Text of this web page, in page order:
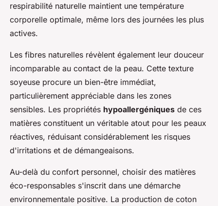
respirabilité naturelle maintient une température
corporelle optimale, même lors des journées les plus
actives.
Les fibres naturelles révèlent également leur douceur
incomparable au contact de la peau. Cette texture
soyeuse procure un bien-être immédiat,
particulièrement appréciable dans les zones
sensibles. Les propriétés hypoallergéniques de ces
matières constituent un véritable atout pour les peaux
réactives, réduisant considérablement les risques
d'irritations et de démangeaisons.
Au-delà du confort personnel, choisir des matières
éco-responsables s'inscrit dans une démarche
environnementale positive. La production de coton